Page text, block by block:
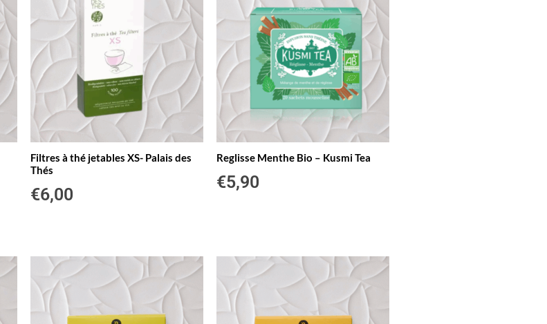
Filtres à thé jetables XS- Palais des
Thés
€6,00
Reglisse Menthe Bio – Kusmi Tea
€5,90